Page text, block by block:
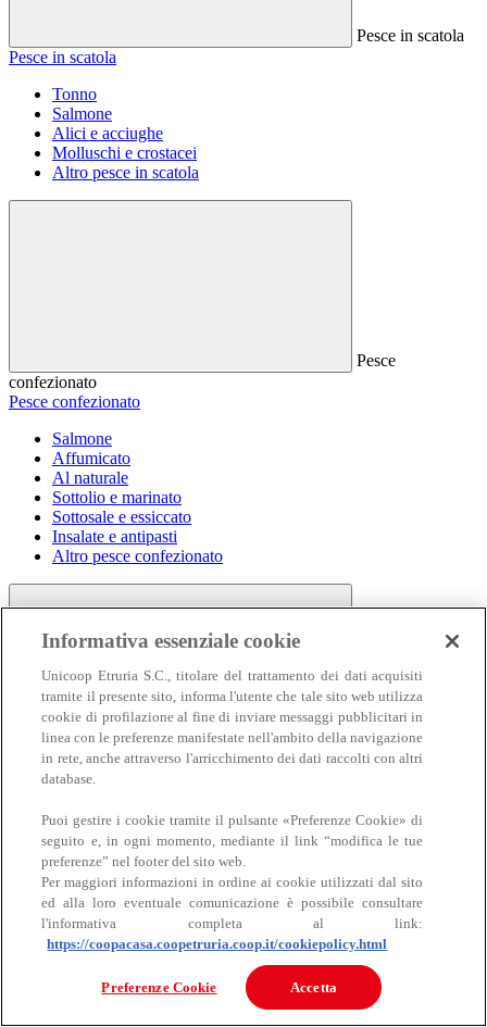
Pesce in scatola
Pesce in scatola
Tonno
Salmone
Alici e acciughe
Molluschi e crostacei
Altro pesce in scatola
Pesce
confezionato
Pesce confezionato
Salmone
Affumicato
Al naturale
Sottolio e marinato
Sottosale e essiccato
Insalate e antipasti
Altro pesce confezionato
Carne
Carne
Bovino
Informativa essenziale cookie
Unicoop Etruria S.C., titolare del trattamento dei dati acquisiti
tramite il presente sito, informa l'utente che tale sito web utilizza
cookie di profilazione al fine di inviare messaggi pubblicitari in
linea con le preferenze manifestate nell'ambito della navigazione
in rete, anche attraverso l'arricchimento dei dati raccolti con altri
database.
Puoi gestire i cookie tramite il pulsante «Preferenze Cookie» di
seguito e, in ogni momento, mediante il link “modifica le tue
preferenze” nel footer del sito web.
Per maggiori informazioni in ordine ai cookie utilizzati dal sito
ed alla loro eventuale comunicazione è possibile consultare
l'informativa completa al link:
https://coopacasa.coopetruria.coop.it/cookiepolicy.html
Preferenze Cookie Accetta